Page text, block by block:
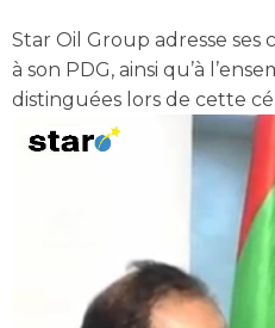
Star Oil Group adresse
à son PDG, ainsi qu’à
distinguées lors de cette